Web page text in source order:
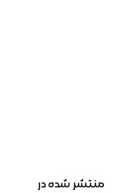
منتشر شده در